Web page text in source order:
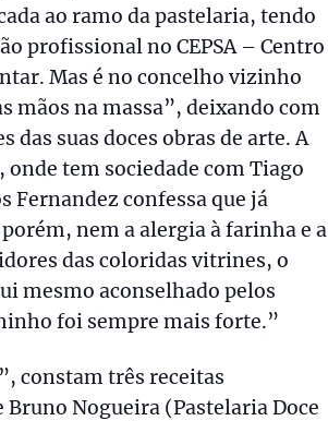
ao ramo da pastelaria, tendo
profissional no CEPSA – Centro
Mas é no concelho vizinho
mãos na massa”, deixando com
das suas doces obras de arte. A
onde tem sociedade com Tiago
Fernandez confessa que já
nem a alergia à farinha e a
das coloridas vitrines, o
mesmo aconselhado pelos
foi sempre mais forte.”
constam três receitas
Nogueira (Pastelaria Doce